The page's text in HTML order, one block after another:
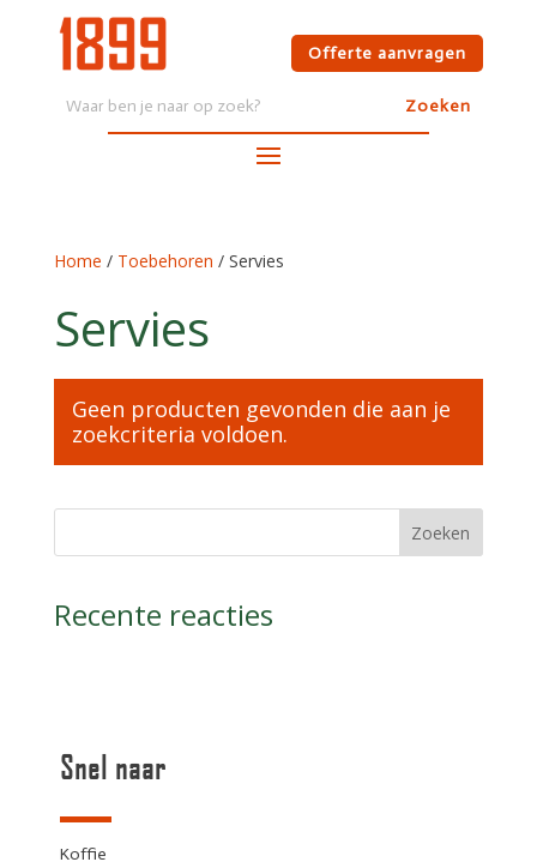
Offerte aanvragen
Home / Toebehoren / Servies
Servies
Geen producten gevonden die aan je
zoekcriteria voldoen.
Recente reacties
Snel naar
Koffie